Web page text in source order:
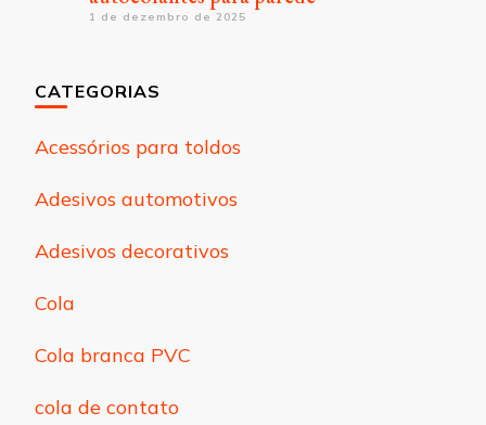
1 de dezembro de 2025
CATEGORIAS
Acessórios para toldos
Adesivos automotivos
Adesivos decorativos
Cola
Cola branca PVC
cola de contato